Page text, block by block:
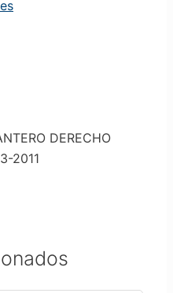
DERECHO
2011